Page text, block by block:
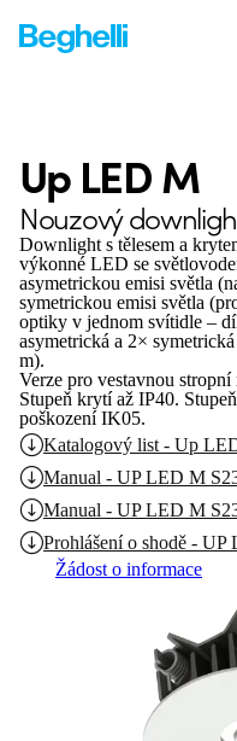
Up LED M
Nouzový
Downlight s tělesem a
výkonné LED se
asymetrickou emisi světla
symetrickou emisi světla
optiky v jednom svítidle –
asymetrická a 2×
m).
Verze pro vestavnou stropní
Stupeň krytí až IP40.
poškození IK05.
Katalogový list - Up
Manual - UP LED M
Manual - UP LED M
Prohlášení o shodě -
Žádost o informace